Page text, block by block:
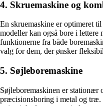
4. Skruemaskine og
En skruemaskine er optimeret
modeller kan også bore i lettere
funktionerne fra både
valg for dem, der ønsker
5. Søjleboremaskine
Søjleboremaskinen er
præcisionsboring i metal og